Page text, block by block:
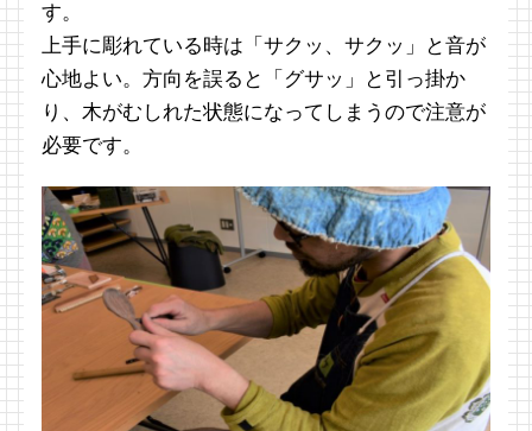
す。
上手に彫れている時は「サクッ、サクッ」と音が
心地よい。方向を誤ると「グサッ」と引っ掛か
り、木がむしれた状態になってしまうので注意が
必要です。